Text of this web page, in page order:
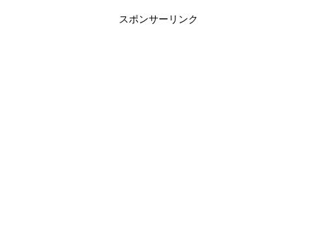
スポンサーリンク